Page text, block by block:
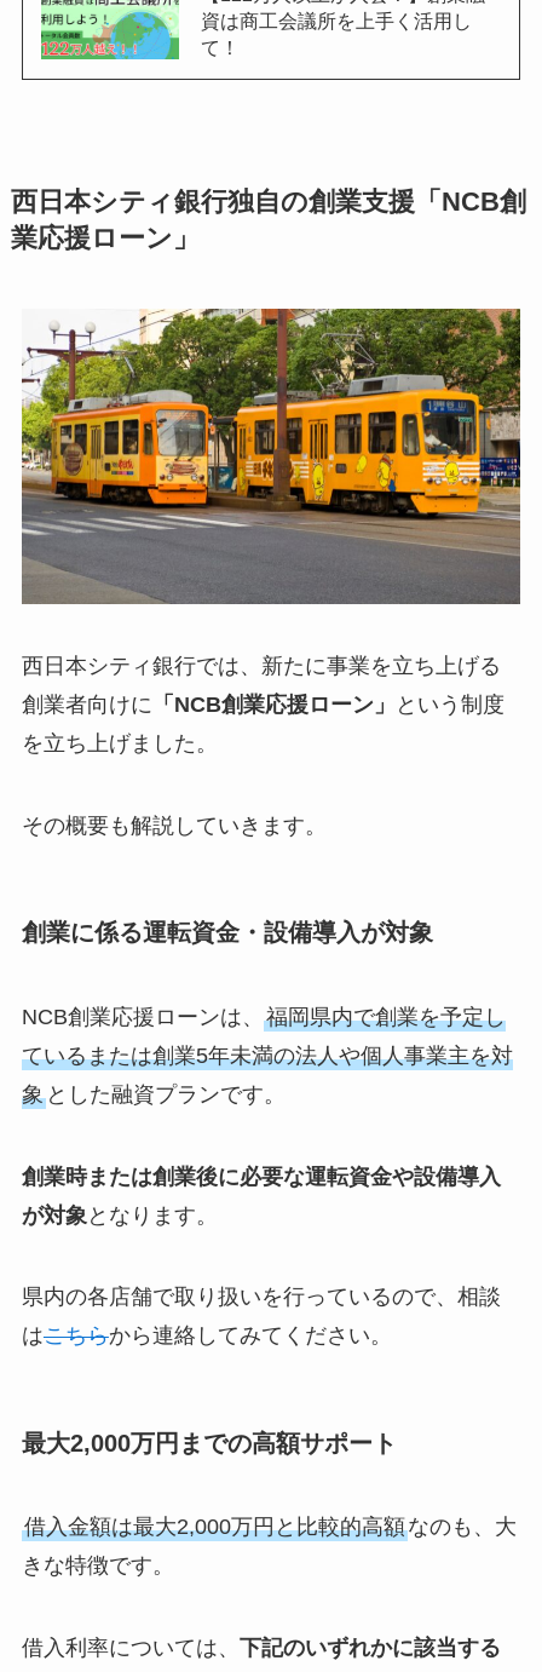
資は商工会議所を上手く活用し
て！
西日本シティ銀行独自の創業支援「NCB創
業応援ローン」
西日本シティ銀行では、新たに事業を立ち上げる
創業者向けに 「NCB創業応援ローン」
という制度
を立ち上げました。
その概要も解説していきます。
創業に係る運転資金・設備導入が対象
NCB創業応援ローンは、 福岡県内で創業を予定し
ているまたは創業5年未満の法人や個人事業主を対
象とした融資プランです。
創業時または創業後に必要な運転資金や設備導入
が対象 となります。
県内の各店舗で取り扱いを行っているので、相談
はこちらから連絡してみてください。
最大2,000万円までの高額サポート
借入金額は最大2,000万円と比較的高額なのも、大
きな特徴です。
借入利率については、 下記のいずれかに該当する